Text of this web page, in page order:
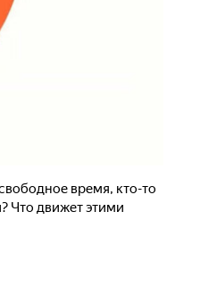
время, кто-то
Что движет этими